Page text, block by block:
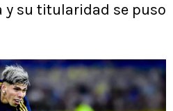
y su titularidad se puso